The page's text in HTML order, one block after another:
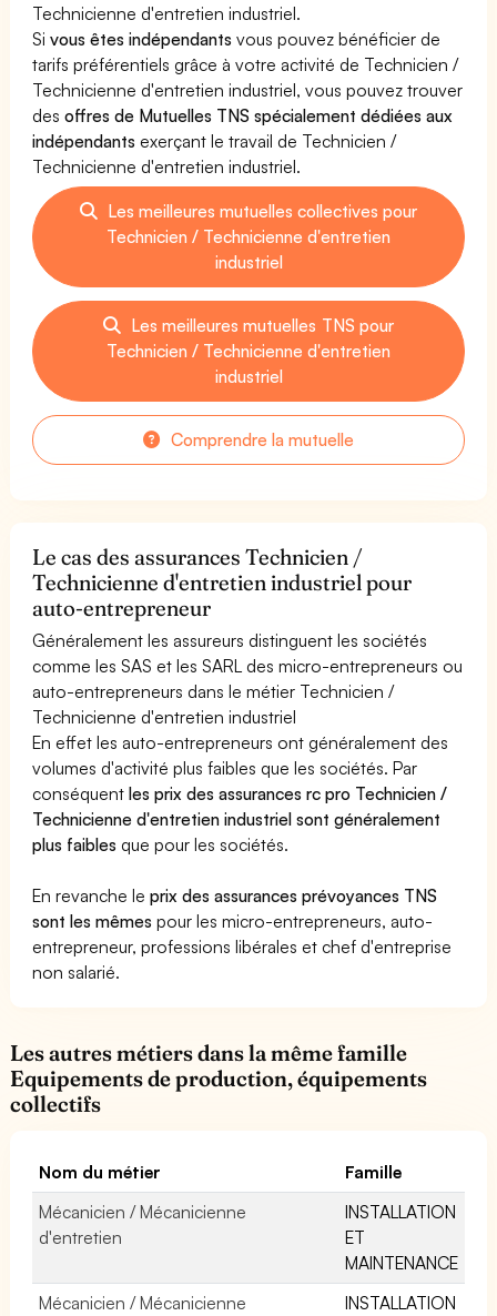
Technicienne d'entretien industriel.
Sivous êtes indépendants vous pouvez bénéficier de
tarifs préférentiels grâce à votre activité de Technicien /
Technicienne d'entretien industriel, vous pouvez trouver
desoffres de Mutuelles TNS spécialement dédiées aux
indépendants exerçant le travail de Technicien /
Technicienne d'entretien industriel.
Les meilleures mutuelles collectives pour
Technicien / Technicienne d'entretien
industriel
Les meilleures mutuelles TNS pour
Technicien / Technicienne d'entretien
industriel
Comprendre la mutuelle
Le cas des assurances Technicien /
Technicienne d'entretien industriel pour
auto-entrepreneur
Généralement les assureurs distinguent les sociétés
comme les SAS et les SARL des micro-entrepreneurs ou
auto-entrepreneurs dans le métier Technicien /
Technicienne d'entretien industriel
En effet les auto-entrepreneurs ont généralement des
volumes d'activité plus faibles que les sociétés. Par
conséquentles prix des assurances rc pro Technicien /
Technicienne d'entretien industriel sont généralement
plus faibles que pour les sociétés.
En revanche leprix des assurances prévoyances TNS
sont les mêmes pour les micro-entrepreneurs, auto-
entrepreneur, professions libérales et chef d'entreprise
non salarié.
Les autres métiers dans la même famille
Equipements de production, équipements
collectifs
Nom du métier
Famille
Mécanicien / Mécanicienne
d'entretien
INSTALLATION
ET
MAINTENANCE
Mécanicien / Mécanicienne
INSTALLATION